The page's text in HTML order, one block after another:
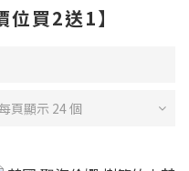
買2送1】
頁顯示 24 個